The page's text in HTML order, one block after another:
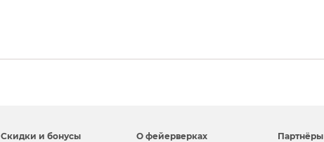
Скидки и бонусы О фейерверках Партнёры